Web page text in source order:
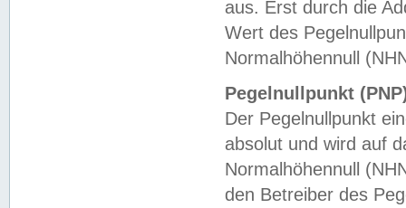
aus. Erst durch die
Wert des
Normalhöhennull
Pegelnullpunkt
Der Pegelnullpunkt
absolut und wird auf
Normalhöhennull
den Betreiber des